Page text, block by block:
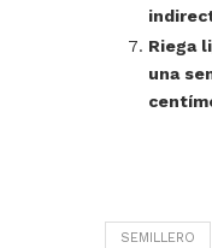
Riega
una
SEMILLERO